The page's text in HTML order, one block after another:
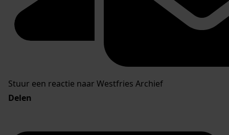
Stuur een reactie naar Westfries Archief
Delen